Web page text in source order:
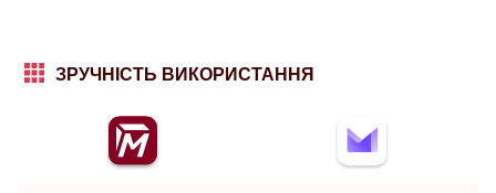
ЗРУЧНІСТЬ ВИКОРИСТАННЯ